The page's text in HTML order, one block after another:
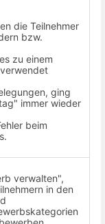
die Teilnehmer
bzw.
zu einem
ging
immer wieder
beim
verwalten",
in den